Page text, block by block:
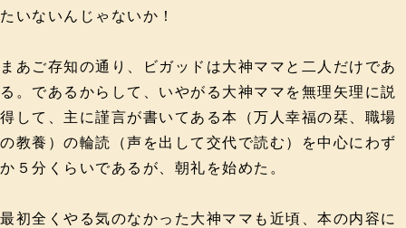
たいないんじゃないか！
まあご存知の通り、ビガッドは大神ママと二人だけであ
る。であるからして、いやがる大神ママを無理矢理に説
得して、主に謹言が書いてある本（万人幸福の栞、職場
の教養）の輪読（声を出して交代で読む）を中心にわず
か５分くらいであるが、朝礼を始めた。
最初全くやる気のなかった大神ママも近頃、本の内容に